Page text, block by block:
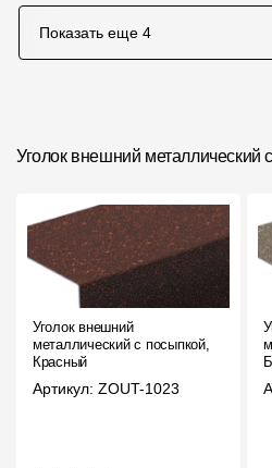
Показать еще 4
Уголок внешний металлический
Уголок внешний
металлический с посыпкой,
Красный
Артикул: ZOUT-1023